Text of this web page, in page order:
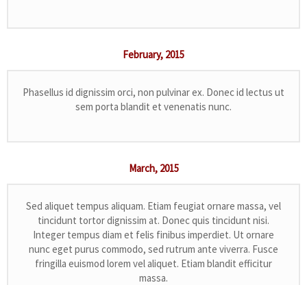
February, 2015
Phasellus id dignissim orci, non pulvinar ex. Donec id lectus ut
sem porta blandit et venenatis nunc.
March, 2015
Sed aliquet tempus aliquam. Etiam feugiat ornare massa, vel
tincidunt tortor dignissim at. Donec quis tincidunt nisi.
Integer tempus diam et felis finibus imperdiet. Ut ornare
nunc eget purus commodo, sed rutrum ante viverra. Fusce
fringilla euismod lorem vel aliquet. Etiam blandit efficitur
massa.